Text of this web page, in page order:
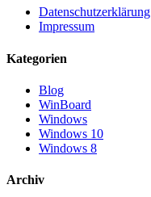
Datenschutzerklärung
Impressum
Kategorien
Blog
WinBoard
Windows
Windows 10
Windows 8
Archiv